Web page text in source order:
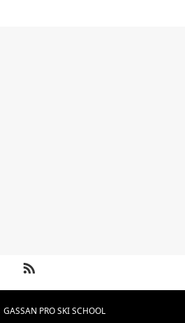
GASSAN PRO SKI SCHOOL